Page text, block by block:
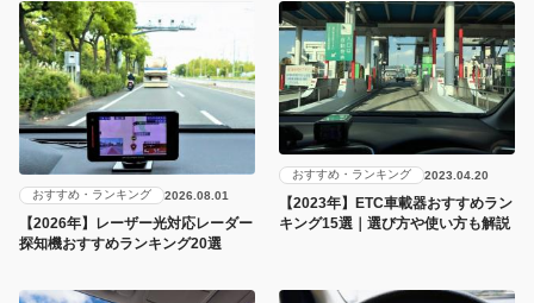
おすすめ・ランキング 2026.08.01
【2026年】レーザー光対応レーダー
探知機おすすめランキング20選
おすすめ・ランキング 2023.04.20
【2023年】ETC車載器おすすめラン
キング15選｜選び方や使い方も解説